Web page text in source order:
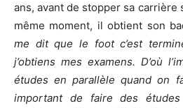
ans, avant de stopper sa carrière
même moment, il obtient son
me dit que le foot c’est
j’obtiens mes examens. D’où
études en parallèle quand on
important de faire des